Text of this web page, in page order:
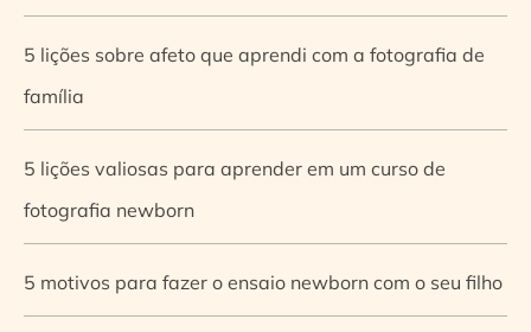
5 lições sobre afeto que aprendi com a fotografia de
família
5 lições valiosas para aprender em um curso de
fotografia newborn
5 motivos para fazer o ensaio newborn com o seu filho